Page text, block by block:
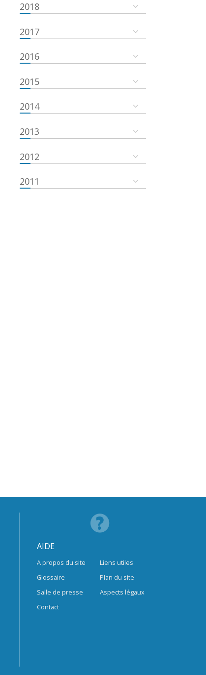
2018
2017
2016
2015
2014
2013
2012
2011
AIDE
A propos du site
Glossaire
Salle de presse
Contact
Liens utiles
Plan du site
Aspects légaux